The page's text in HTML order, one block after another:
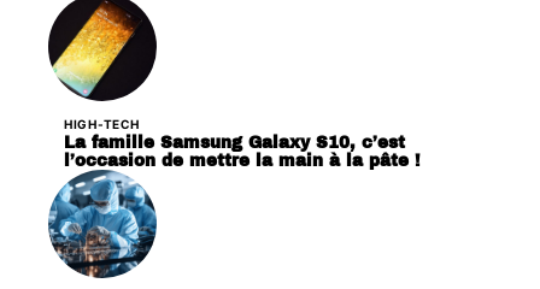
HIGH-TECH
La famille Samsung Galaxy S10, c’est
l’occasion de mettre la main à la pâte !